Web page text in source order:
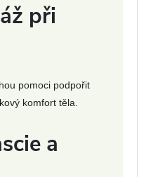
při
pomoci podpořit
komfort těla.
a